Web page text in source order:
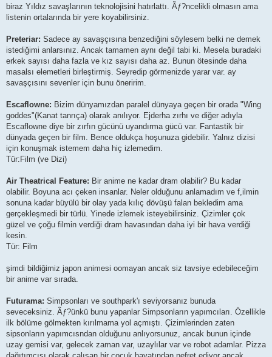
biraz Yıldız savaşlarının teknolojisini hatırlattı. Ãƒ?ncelikli olmasın ama
listenin ortalarında bir yere koyabilirsiniz.
Preteriar: Sadece ay savaşçısına benzediğini söylesem belki ne demek
istediğimi anlarsınız. Ancak tamamen aynı değil tabi ki. Mesela buradaki
erkek sayısı daha fazla ve kız sayısı daha az. Bunun ötesinde daha
masalsı elemetleri birleştirmiş. Seyredip görmenizde yarar var. ay
savaşçısını sevenler için bunu öneririm.
Escaflowne: Bizim dünyamızdan paralel dünyaya geçen bir orada "Wing
goddes"(Kanat tanrıça) olarak anılıyor. Ejderha zırhı ve diğer adıyla
Escaflowne diye bir zırfın gücünü uyandırma gücü var. Fantastik bir
dünyada geçen bir film. Bence oldukça hoşunuza gidebilir. Yalnız dizisi
için konuşmak istemem daha hiç izlemedim.
Tür:Film (ve Dizi)
Air Theatrical Feature: Bir anime ne kadar dram olabilir? Bu kadar
olabilir. Boyuna acı çeken insanlar. Neler olduğunu anlamadım ve f,ilmin
sonuna kadar büyülü bir olay yada kılıç dövüşü falan bekledim ama
gerçekleşmedi bir türlü. Yinede izlemek isteyebilirsiniz. Çizimler çok
güzel ve çoğu filmin verdiği dram havasından daha iyi bir hava verdiği
kesin.
Tür: Film
şimdi bildiğimiz japon animesi oomayan ancak siz tavsiye edebileceğim
bir anime var sırada.
Futurama: Simpsonları ve southpark'ı seviyorsanız bunuda
seveceksiniz. Ãƒ?ünkü bunu yapanlar Simpsonların yapımcıları. Özellikle
ilk bölüme gölmekten kırılmama yol açmıştı. Çizimlerinden zaten
sipsonların yapımcısndan olduğunu anlıyorsunuz, ancak bunun içinde
uzay gemisi var, gelecek zaman var, uzaylılar var ve robot adamlar. Pizza